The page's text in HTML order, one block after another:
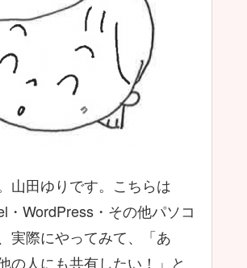
山田ゆりです。こちらは
・WordPress・その他パソコ
実際にやってみて、「あ
の人にも共有したい！」と